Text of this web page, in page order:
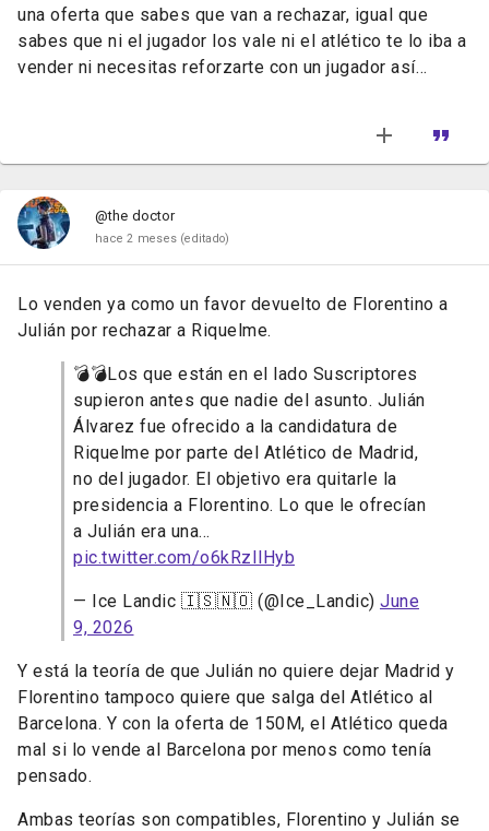
una oferta que sabes que van a rechazar, igual que
sabes que ni el jugador los vale ni el atlético te lo iba a
vender ni necesitas reforzarte con un jugador así…
@the doctor
hace 2 meses (editado)
Lo venden ya como un favor devuelto de Florentino a
Julián por rechazar a Riquelme.
💣💣Los que están en el lado Suscriptores
supieron antes que nadie del asunto. Julián
Álvarez fue ofrecido a la candidatura de
Riquelme por parte del Atlético de Madrid,
no del jugador. El objetivo era quitarle la
presidencia a Florentino. Lo que le ofrecían
a Julián era una…
pic.twitter.com/o6kRzIlHyb
— Ice Landic 🇮🇸🇳🇴 (@Ice_Landic) June
9, 2026
Y está la teoría de que Julián no quiere dejar Madrid y
Florentino tampoco quiere que salga del Atlético al
Barcelona. Y con la oferta de 150M, el Atlético queda
mal si lo vende al Barcelona por menos como tenía
pensado.
Ambas teorías son compatibles, Florentino y Julián se